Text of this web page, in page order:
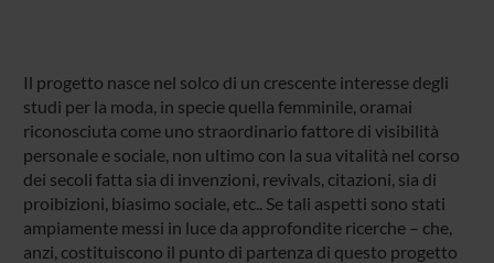
Il progetto nasce nel solco di un crescente interesse degli
studi per la moda, in specie quella femminile, oramai
riconosciuta come uno straordinario fattore di visibilità
personale e sociale, non ultimo con la sua vitalità nel corso
dei secoli fatta sia di invenzioni, revivals, citazioni, sia di
proibizioni, biasimo sociale, etc.. Se tali aspetti sono stati
ampiamente messi in luce da approfondite ricerche – che,
anzi, costituiscono il punto di partenza di questo progetto